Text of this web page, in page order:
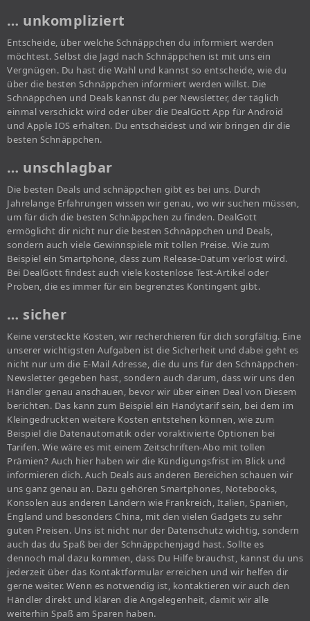
… unkompliziert
Entscheide, über welche Schnäppchen du informiert werden
möchtest. Selbst die Jagd nach Schnäppchen ist mit uns ein
Vergnügen. Du hast die Wahl und kannst so entscheide, wie du
über die besten Schnäppchen informiert werden willst. Die
Schnäppchen und Deals kannst du per Newsletter, der täglich
einmal verschickt wird oder über die DealGott App für Android
und Apple IOS erhalten. Du entscheidest und wir bringen dir die
besten Schnäppchen.
… unschlagbar
Die besten Deals und schnäppchen gibt es bei uns. Durch
Jahrelange Erfahrungen wissen wir genau, wo wir suchen müssen,
um für dich die besten Schnäppchen zu finden. DealGott
ermöglicht dir nicht nur die besten Schnäppchen und Deals,
sondern auch viele Gewinnspiele mit tollen Preise. Wie zum
Beispiel ein Smartphone, dass zum Release-Datum verlost wird.
Bei DealGott findest auch viele kostenlose Test-Artikel oder
Proben, die es immer für ein begrenztes Kontingent gibt.
… sicher
Keine versteckte Kosten, wir recherchieren für dich sorgfältig. Eine
unserer wichtigsten Aufgaben ist die Sicherheit und dabei geht es
nicht nur um die E-Mail Adresse, die du uns für den Schnäppchen-
Newsletter gegeben hast, sondern auch darum, dass wir uns den
Händler genau anschauen, bevor wir über einen Deal von Diesem
berichten. Das kann zum Beispiel ein Handytarif sein, bei dem im
Kleingedruckten weitere Kosten entstehen können, wie zum
Beispiel die Datenautomatik oder voraktivierte Optionen bei
Tarifen. Wie wäre es mit einem Zeitschriften-Abo mit tollen
Prämien? Auch hier haben wir die Kündigungsfrist im Blick und
informieren dich. Auch Deals aus anderen Bereichen schauen wir
uns ganz genau an. Dazu gehören Smartphones, Notebooks,
Konsolen aus anderen Ländern wie Frankreich, Italien, Spanien,
England und besonders China, mit den vielen Gadgets zu sehr
guten Preisen. Uns ist nicht nur der Datenschutz wichtig, sondern
auch das du Spaß bei der Schnäppchenjagd hast. Sollte es
dennoch mal dazu kommen, dass Du Hilfe brauchst, kannst du uns
jederzeit über das Kontaktformular erreichen und wir helfen dir
gerne weiter. Wenn es notwendig ist, kontaktieren wir auch den
Händler direkt und klären die Angelegenheit, damit wir alle
weiterhin Spaß am Sparen haben.